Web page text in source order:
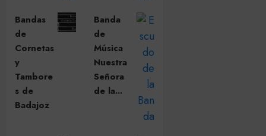
Bandas
de
Cornetas
y
Tambore
s de
Badajoz
Banda
de
Música
Nuestra
Señora
de la...